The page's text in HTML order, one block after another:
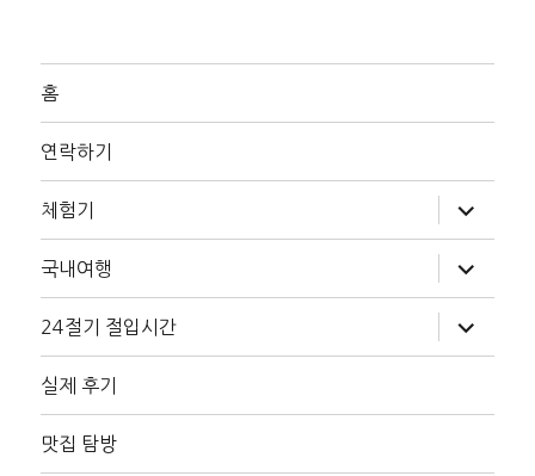
홈
연락하기
체험기
위
메
확
장
국내여행
위
메
확
장
24절기 절입시간
위
메
장
실제 후기
맛집 탐방